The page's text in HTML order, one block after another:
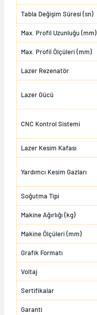
Tabla Değişim Süresi (sn)
Max. Profil Uzunluğu (mm)
Max. Profil Ölçüleri (mm)
Lazer Rezenatör
Lazer Gücü
CNC Kontrol Sistemi
Lazer Kesim Kafası
Yardımcı Kesim Gazları
Soğutma Tipi
Makine Ağırlığı (kg)
Makine Ölçüleri (mm)
Grafik Formatı
Voltaj
Sertifikalar
Garanti